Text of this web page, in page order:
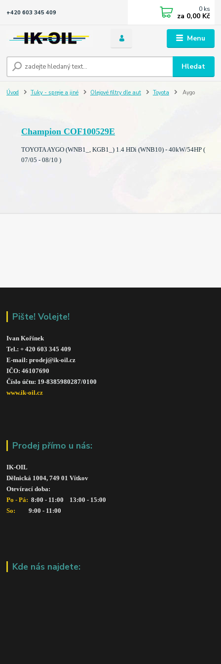
Menu
Hledat
+420 603 345 409 0 ks
za 0,00 Kč
Úvod Tuky - spreje a jiné Olejové filtry dle aut Toyota Aygo
Champion COF100529E
TOYOTA AYGO (WNB1_, KGB1_) 1.4 HDi (WNB10) - 40kW/54HP (
07/05 - 08/10 )
Pište! Volejte!
Ivan Kořínek
Tel.: + 420 603 345 409
E-mail: prodej@ik-oil.cz
IČO: 46107690
Číslo účtu: 19-8385980287/0100
www.ik-oil.cz
Prodej přímo u nás:
IK-OIL
Dělnická 1004, 749 01 Vítkov
Otevírací doba:
Po - Pá: 8:00 - 11:00    13:00 - 15:00
So:
      9:00 - 11:00
Kde nás najdete: